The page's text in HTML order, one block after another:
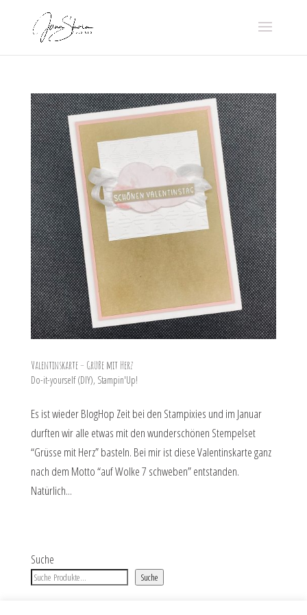
Valentinskarte – Grüße mit Herz
Do-it-yourself (DIY), Stampin'Up!
Es ist wieder BlogHop Zeit bei den Stampixies und im Januar
durften wir alle etwas mit den wunderschönen Stempelset
“Grüsse mit Herz” basteln. Bei mir ist diese Valentinskarte ganz
nach dem Motto “auf Wolke 7 schweben” entstanden.
Natürlich...
Suche
Suche